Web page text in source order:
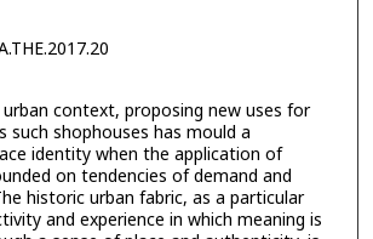
context, proposing new uses for
such shophouses has mould a
identity when the application of
on tendencies of demand and
historic urban fabric, as a particular
and experience in which meaning is